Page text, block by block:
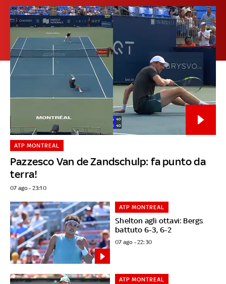
Pazzesco Van de Zandschulp: fa punto da
terra!
ATP MONTREAL
07 ago - 23:10
Shelton agli ottavi: Bergs
battuto 6-3, 6-2
ATP MONTREAL
07 ago - 22:30
ATP MONTREAL